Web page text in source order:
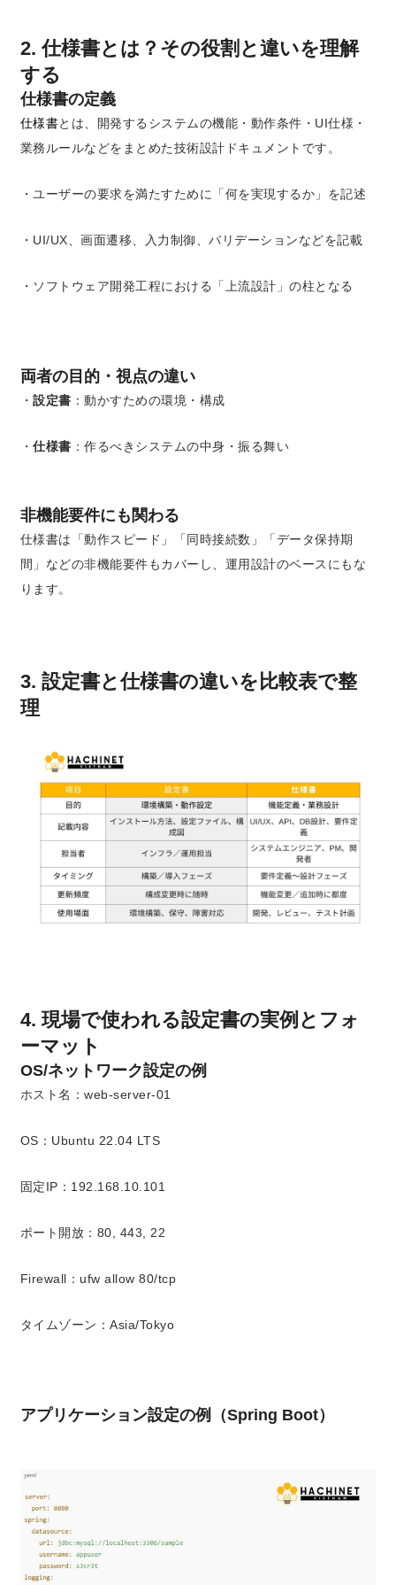
2. 仕様書とは？その役割と違いを理解
する
仕様書の定義
仕様書とは、開発するシステムの機能・動作条件・UI仕様・
業務ルールなどをまとめた技術設計ドキュメントです。
・ユーザーの要求を満たすために「何を実現するか」を記述
・UI/UX、画面遷移、入力制御、バリデーションなどを記載
・ソフトウェア開発工程における「上流設計」の柱となる
両者の目的・視点の違い
・設定書 ：動かすための環境・構成
・仕様書 ：作るべきシステムの中身・振る舞い
非機能要件にも関わる
仕様書は「動作スピード」「同時接続数」「データ保持期
間」などの非機能要件もカバーし、運用設計のベースにもな
ります。
3. 設定書と仕様書の違いを比較表で整
理
4. 現場で使われる設定書の実例とフォ
ーマット
OS/ネットワーク設定の例
ホスト名：web-server-01
OS：Ubuntu 22.04 LTS
固定IP：192.168.10.101
ポート開放：80, 443, 22
Firewall：ufw allow 80/tcp
タイムゾーン：Asia/Tokyo
アプリケーション設定の例（Spring Boot）